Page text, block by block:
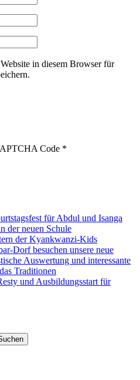
in diesem Browser für
Code *
für Abdul und Isanga
der neuen Schule
der Kyankwanzi-Kids
Dorf besuchen unsere neue
Auswertung und interessante
Traditionen
und Ausbildungsstart für